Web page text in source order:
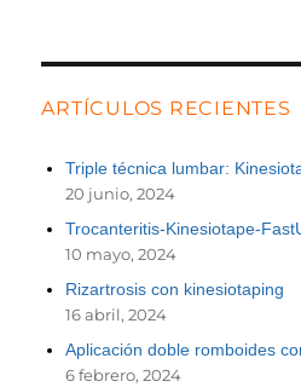
ARTÍCULOS RECIENTES
Triple técnica lumbar:
20 junio, 2024
Trocanteritis-Kinesiotape-
10 mayo, 2024
Rizartrosis con kinesiotaping
16 abril, 2024
Aplicación doble romboides
6 febrero, 2024